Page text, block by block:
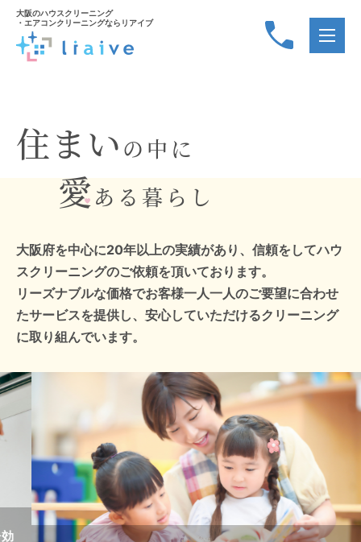
大阪のハウスクリーニング
・エアコンクリーニングならリアイブ
住まいの中に
愛ある暮らし
大阪府を中心に20年以上の実績があり、信頼をしてハウ
スクリーニングのご依頼を頂いております。
リーズナブルな価格でお客様一人一人のご要望に合わせ
たサービスを提供し、安心していただけるクリーニング
に取り組んでいます。